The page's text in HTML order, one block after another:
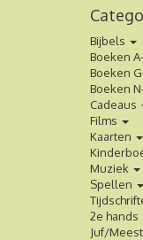
Bijbels
Boeken
Boeken
Boeken
Cadeaus
Films
Kaarten
Muziek
Spellen
2e hands
Juf/